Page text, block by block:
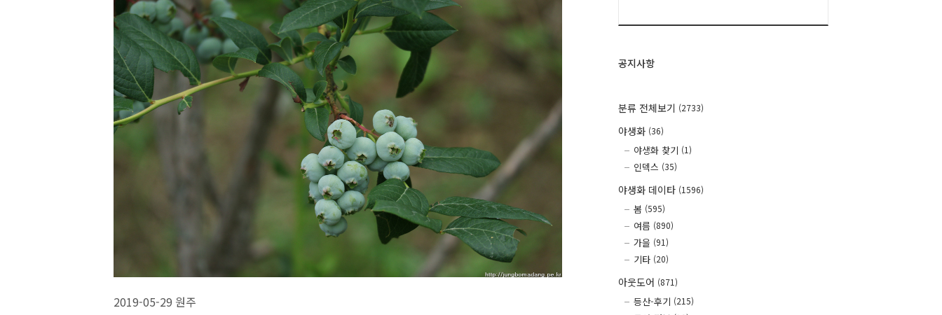
2019-05-29 원주
공지사항
분류 전체보기 (2733)
야생화 (36)
야생화 찾기 (1)
인덱스 (35)
야생화 데이타 (1596)
봄 (595)
여름 (890)
가을 (91)
기타 (20)
아웃도어 (871)
등산-후기 (215)